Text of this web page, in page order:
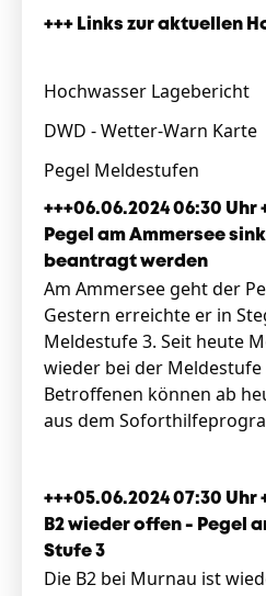
+++ Links zur aktuellen
Hochwasser Lagebericht
DWD - Wetter-Warn Karte
Pegel Meldestufen
+++06.06.2024 06:30 Uhr
Pegel am Ammersee
beantragt werden
Am Ammersee geht der
Gestern erreichte er in
Meldestufe 3. Seit heute
wieder bei der Meldestufe
Betroffenen können ab
aus dem
+++05.06.2024 07:30 Uhr
B2 wieder offen - Pegel
Stufe 3
Die B2 bei Murnau ist